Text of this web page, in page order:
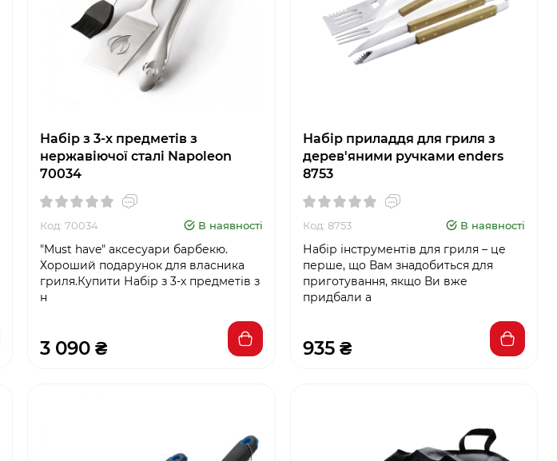
Набір з 3-х предметів з
нержавіючої сталі Napoleon
70034
Код: 70034 В наявності
"Must have" аксесуари барбекю.
Хороший подарунок для власника
гриля.Купити Набір з 3-х предметів з
н
3 090 ₴
Набір приладдя для гриля з
дерев'яними ручками enders
8753
Код: 8753 В наявності
Набір інструментів для гриля – це
перше, що Вам знадобиться для
приготування, якщо Ви вже
придбали а
935 ₴